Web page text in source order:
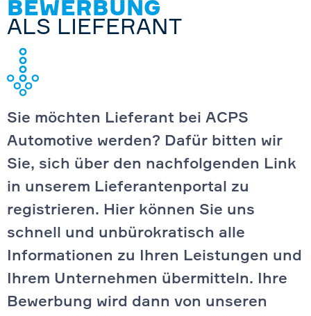
BEWERBUNG
ALS LIEFERANT
Sie möchten Lieferant bei ACPS
Automotive werden? Dafür bitten wir
Sie, sich über den nachfolgenden Link
in unserem Lieferantenportal zu
registrieren. Hier können Sie uns
schnell und unbürokratisch alle
Informationen zu Ihren Leistungen und
Ihrem Unternehmen übermitteln. Ihre
Bewerbung wird dann von unseren